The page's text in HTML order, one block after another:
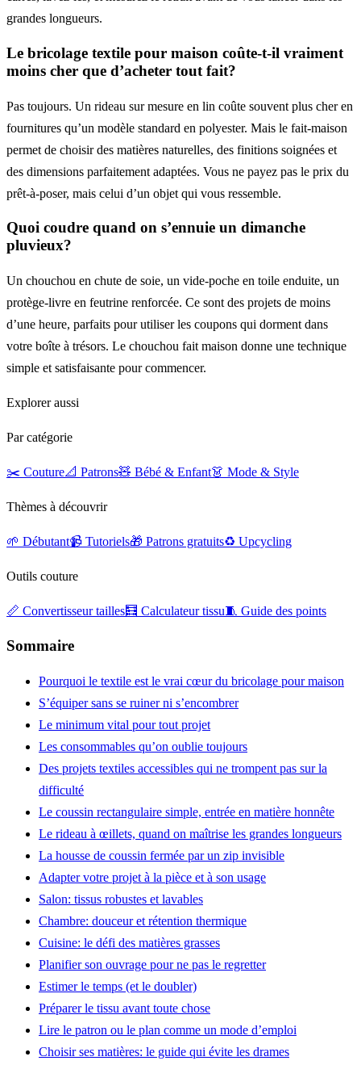
grandes longueurs.
Le bricolage textile pour maison coûte-t-il vraiment
moins cher que d’acheter tout fait?
Pas toujours. Un rideau sur mesure en lin coûte souvent plus cher en
fournitures qu’un modèle standard en polyester. Mais le fait-maison
permet de choisir des matières naturelles, des finitions soignées et
des dimensions parfaitement adaptées. Vous ne payez pas le prix du
prêt-à-poser, mais celui d’un objet qui vous ressemble.
Quoi coudre quand on s’ennuie un dimanche
pluvieux?
Un chouchou en chute de soie, un vide-poche en toile enduite, un
protège-livre en feutrine renforcée. Ce sont des projets de moins
d’une heure, parfaits pour utiliser les coupons qui dorment dans
votre boîte à trésors. Le chouchou fait maison donne une technique
simple et satisfaisante pour commencer.
Explorer aussi
Par catégorie
✂️ Couture📐 Patrons🧸 Bébé & Enfant👗 Mode & Style
Thèmes à découvrir
🌱 Débutant📹 Tutoriels🎁 Patrons gratuits♻️ Upcycling
Outils couture
📏 Convertisseur tailles🧮 Calculateur tissu🧵 Guide des points
Sommaire
Pourquoi le textile est le vrai cœur du bricolage pour maison
S’équiper sans se ruiner ni s’encombrer
Le minimum vital pour tout projet
Les consommables qu’on oublie toujours
Des projets textiles accessibles qui ne trompent pas sur la
difficulté
Le coussin rectangulaire simple, entrée en matière honnête
Le rideau à œillets, quand on maîtrise les grandes longueurs
La housse de coussin fermée par un zip invisible
Adapter votre projet à la pièce et à son usage
Salon: tissus robustes et lavables
Chambre: douceur et rétention thermique
Cuisine: le défi des matières grasses
Planifier son ouvrage pour ne pas le regretter
Estimer le temps (et le doubler)
Préparer le tissu avant toute chose
Lire le patron ou le plan comme un mode d’emploi
Choisir ses matières: le guide qui évite les drames